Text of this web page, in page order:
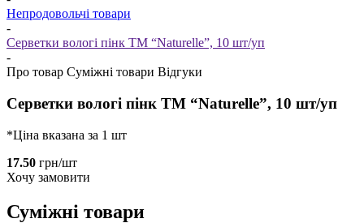
Непродовольчі товари
-
Серветки вологі пінк ТМ “Naturelle”, 10 шт/уп
-
Про товар Суміжні товари Відгуки
Серветки вологі пінк ТМ “Naturelle”, 10 шт/уп
*Ціна вказана за 1 шт
17.50 грн/шт
Хочу замовити
Суміжні товари